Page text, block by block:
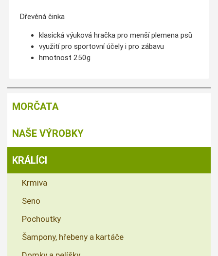
Dřevěná činka
klasická výuková hračka pro menší plemena psů
využití pro sportovní účely i pro zábavu
hmotnost 250g
MORČATA
NAŠE VÝROBKY
KRÁLÍCI
Krmiva
Seno
Pochoutky
Šampony, hřebeny a kartáče